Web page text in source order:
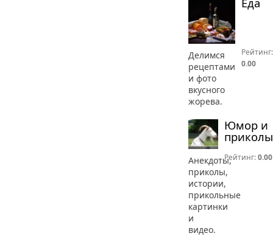
Делимся
рецептами
и фото
вкусного
жорева.
Рейтинг:
0.00
Юмор и
приколы
Анекдоты,
приколы,
истории,
прикольные
картинки
и
видео.
Рейтинг:0.00